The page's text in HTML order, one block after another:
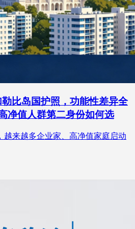
比岛国护照，功能性差异全
净值人群第二身份如何选
越来越多企业家、高净值家庭启动